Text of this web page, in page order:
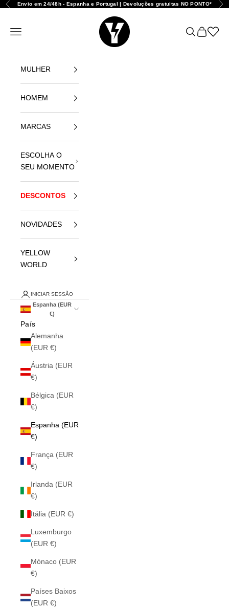
Ir para o conteúdo
AnteriorEnvio em 24/48h - Espanha e Portugal | Devoluções gratuitas NO PONTO*
Yellowshop
Abrir menu de navegação
AbrirAbrirAbrir
MULHER
HOMEM
MARCAS
ESCOLHA O
SEU MOMENTO
DESCONTOS
NOVIDADES
YELLOW
WORLD
INICIAR SESSÃO
Espanha (EUR
€)
País
Alemanha
(EUR €)
Áustria (EUR
€)
Bélgica (EUR
€)
Espanha (EUR
€)
França (EUR
€)
Irlanda (EUR
€)
Itália (EUR €)
Luxemburgo
(EUR €)
Mónaco (EUR
€)
Países Baixos
(EUR €)